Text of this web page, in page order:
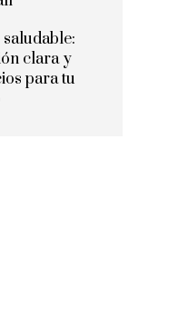
clara y
para tu